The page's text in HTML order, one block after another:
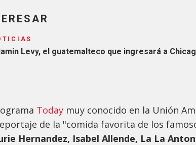
Levy, el guatemalteco que ingresará a
Today muy conocido en la Unión
de la "comida favorita de los
Hernandez, Isabel Allende, La La